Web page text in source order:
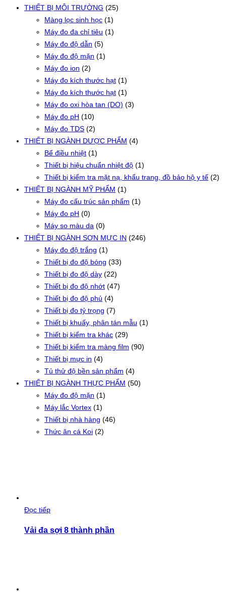
THIẾT BỊ MÔI TRƯỜNG (25)
Màng lọc sinh học (1)
Máy đo đa chỉ tiêu (1)
Máy đo độ dẫn (5)
Máy đo độ mặn (1)
Máy đo ion (2)
Máy đo kích thước hạt (1)
Máy đo kích thước hạt (1)
Máy đo oxi hòa tan (DO) (3)
Máy đo pH (10)
Máy đo TDS (2)
THIẾT BỊ NGÀNH DƯỢC PHẨM (4)
Bể điều nhiệt (1)
Thiết bị hiệu chuẩn nhiệt độ (1)
Thiết bị kiểm tra mặt nạ, khẩu trang, đồ bảo hộ y tế (2)
THIẾT BỊ NGÀNH MỸ PHẨM (1)
Máy đo cấu trúc sản phẩm (1)
Máy đo pH (0)
Máy so màu da (0)
THIẾT BỊ NGÀNH SƠN MỰC IN (246)
Máy đo độ trắng (1)
Thiết bị đo độ bóng (33)
Thiết bị đo độ dày (22)
Thiết bị đo độ nhớt (47)
Thiết bị đo độ phủ (4)
Thiết bị đo tỷ trọng (7)
Thiết bị khuấy, phân tán mẫu (1)
Thiết bị kiểm tra khác (29)
Thiết bị kiểm tra màng film (90)
Thiết bị mực in (4)
Tủ thử độ bền sản phẩm (4)
THIẾT BỊ NGÀNH THỰC PHẨM (50)
Máy đo độ mặn (1)
Máy lắc Vortex (1)
Thiết bị nhà hàng (46)
Thức ăn cá Koi (2)
Đọc tiếp
Vải đa sợi 8 thành phần